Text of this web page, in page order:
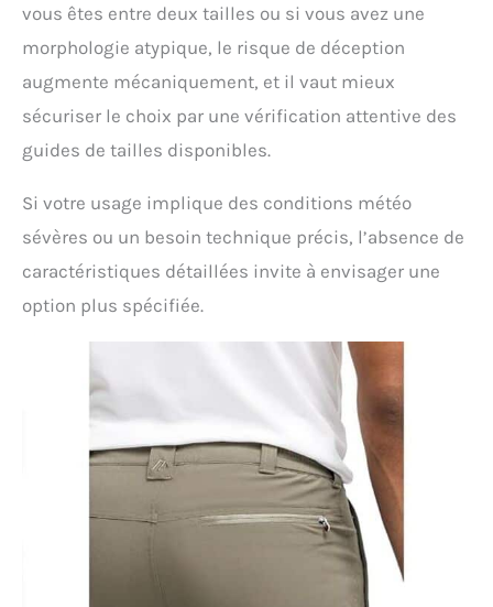
vous êtes entre deux tailles ou si vous avez une
morphologie atypique, le risque de déception
augmente mécaniquement, et il vaut mieux
sécuriser le choix par une vérification attentive des
guides de tailles disponibles.
Si votre usage implique des conditions météo
sévères ou un besoin technique précis, l’absence de
caractéristiques détaillées invite à envisager une
option plus spécifiée.